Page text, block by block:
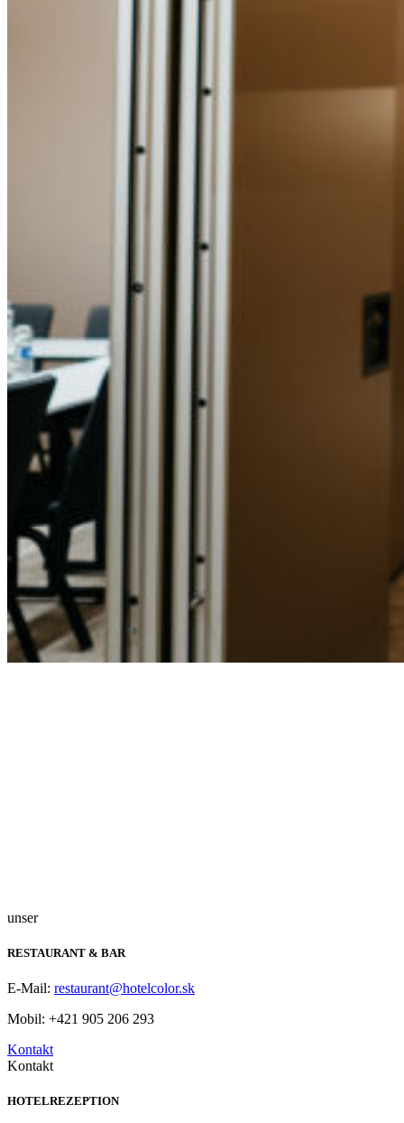
unser
RESTAURANT & BAR
E-Mail: restaurant@hotelcolor.sk
Mobil: +421 905 206 293
Kontakt
Kontakt
HOTELREZEPTION